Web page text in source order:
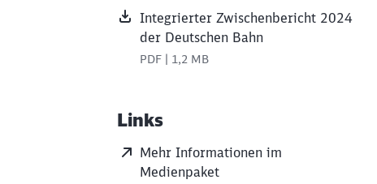
Integrierter Zwischenbericht 2024
der Deutschen Bahn
PDF | 1,2 MB
Links
Mehr Informationen im
Medienpaket